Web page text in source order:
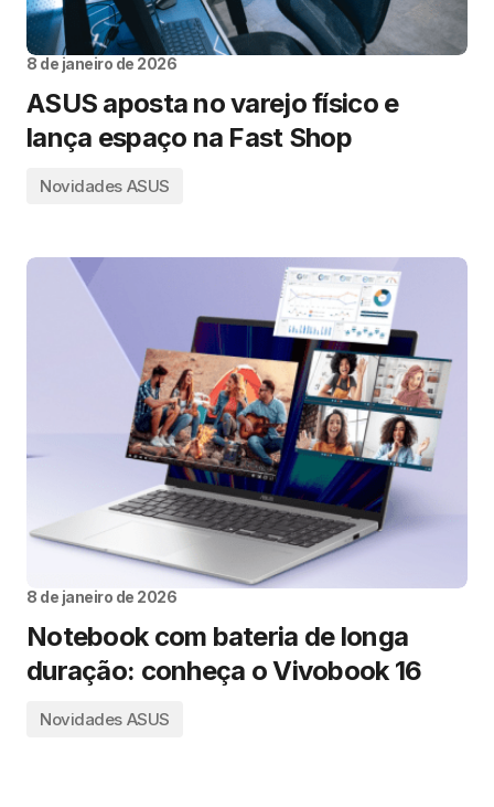
8 de janeiro de 2026
ASUS aposta no varejo físico e
lança espaço na Fast Shop
Novidades ASUS
8 de janeiro de 2026
Notebook com bateria de longa
duração: conheça o Vivobook 16
Novidades ASUS